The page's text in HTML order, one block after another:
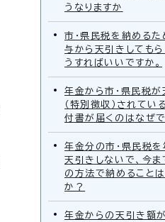
うなりますか
市・県民税を納めるた
与から天引きしても
うすればいいですか。
年金から市・県民税が
（特別徴収）されてい
付書が届くのはなぜで
年金分の市・県民税を
天引きしないで、今ま
の方法で納めること
か？
年金からの天引き額